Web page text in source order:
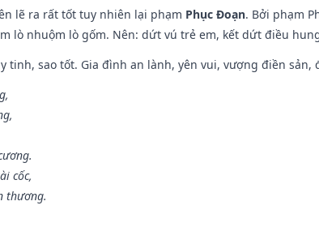
lẽ ra rất tốt tuy nhiên lại phạm Phục Đoạn. Bởi phạm
lò nhuộm lò gốm. Nên: dứt vú trẻ em, kết dứt điều
tinh, sao tốt. Gia đình an lành, yên vui, vượng điền
cốc,
thương.